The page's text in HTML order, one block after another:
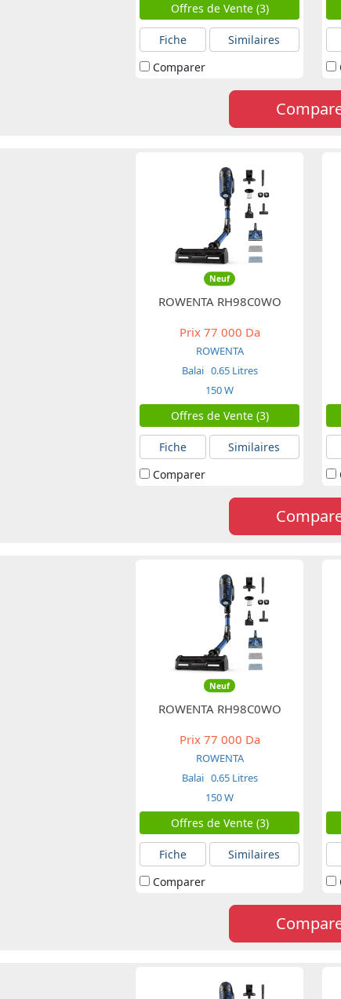
Offres de Vente (3)
Fiche
Similaires
Comparer
Neuf
ROWENTA RH98C0WO
Prix77 000 Da
ROWENTA
Balai 0.65 Litres
150 W
Offres de Vente (3)
Fiche
Similaires
Comparer
Neuf
ROWENTA RH98C0WO
Prix77 000 Da
ROWENTA
Balai 0.65 Litres
150 W
Offres de Vente (3)
Fiche
Similaires
Comparer